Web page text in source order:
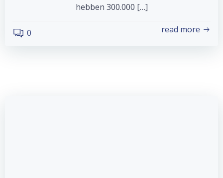
hebben 300.000 […]
0 read more